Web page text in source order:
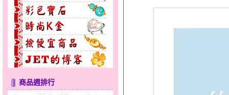
商品週排行